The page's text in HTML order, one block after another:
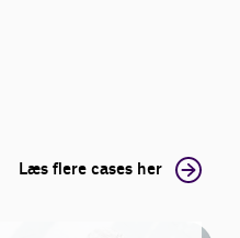
Læs flere cases her